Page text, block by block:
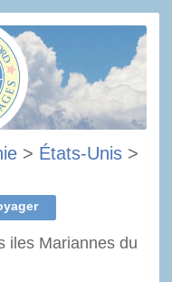
> États-Unis >
iles Mariannes du